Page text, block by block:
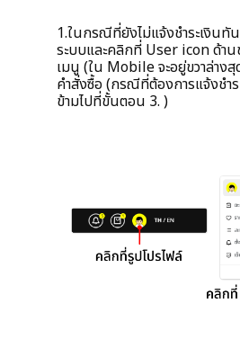
1.ในกรณีที่ยังไม่แจ้งชำระเงินทั
ระบบและคลิกที่ User icon ด้า
เมนู (ใน Mobile จะอยู่ขวาล่างสุ
คำสั่งซื้อ (กรณีที่ต้องการแจ้งชำ
ข้ามไปที่ขั้นตอน 3. )